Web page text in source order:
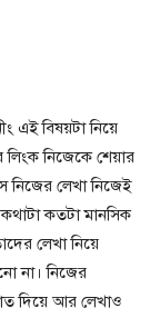
এই বিষয়টা নিয়ে
লিংক নিজেকে শেয়ার
লেখা নিজেই
কতটা মানসিক
লেখা নিয়ে
না। নিজের
দিয়ে আর লেখাও